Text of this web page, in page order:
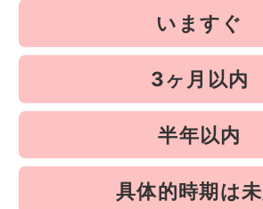
いますぐ
3ヶ月以内
半年以内
具体的時期は